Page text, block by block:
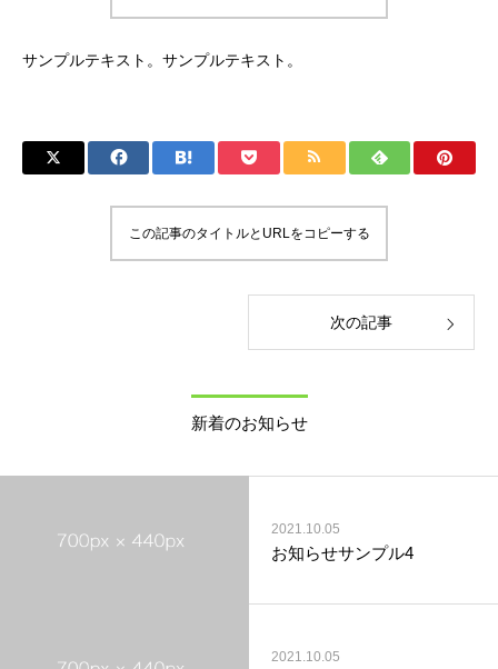
サンプルテキスト。サンプルテキスト。
この記事のタイトルとURLをコピーする
次の記事
新着のお知らせ
2021.10.05
お知らせサンプル4
2021.10.05